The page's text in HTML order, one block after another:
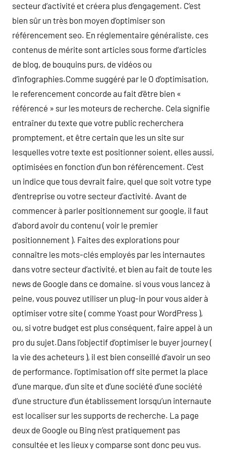
secteur d’activité et créera plus d’engagement. C’est
bien sûr un très bon moyen d’optimiser son
référencement seo. En réglementaire généraliste, ces
contenus de mérite sont articles sous forme d’articles
de blog, de bouquins purs, de vidéos ou
d’infographies.Comme suggéré par le O d’optimisation,
le referencement concorde au fait d’être bien «
référencé » sur les moteurs de recherche. Cela signifie
entraîner du texte que votre public recherchera
promptement, et être certain que les un site sur
lesquelles votre texte est positionner soient, elles aussi,
optimisées en fonction d’un bon référencement. C’est
un indice que tous devrait faire, quel que soit votre type
d’entreprise ou votre secteur d’activité. Avant de
commencer à parler positionnement sur google, il faut
d’abord avoir du contenu ( voir le premier
positionnement ). Faites des explorations pour
connaître les mots-clés employés par les internautes
dans votre secteur d’activité, et bien au fait de toute les
news de Google dans ce domaine. si vous vous lancez à
peine, vous pouvez utiliser un plug-in pour vous aider à
optimiser votre site ( comme Yoast pour WordPress ),
ou, si votre budget est plus conséquent, faire appel à un
pro du sujet.Dans l’objectif d’optimiser le buyer journey (
la vie des acheteurs ), il est bien conseillé d’avoir un seo
de performance. l’optimisation off site permet la place
d’une marque, d’un site et d’une société d’une société
d’une structure d’un établissement lorsqu’un internaute
est localiser sur les supports de recherche. La page
deux de Google ou Bing n’est pratiquement pas
consultée et les lieux y comparse sont donc peu vus.